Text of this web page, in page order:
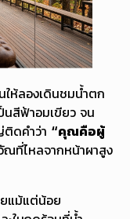
ห้ลองเดินชมน้ำตก
นสีฟ้าอมเขียว จน
ดคำว่า “คุณคือผู้
ณที่ไหลจากหน้าผาสูง
ยแม้แต่น้อย